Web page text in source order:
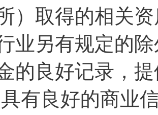
）取得的相关
业另有规定的
的良好记录，
有良好的商业